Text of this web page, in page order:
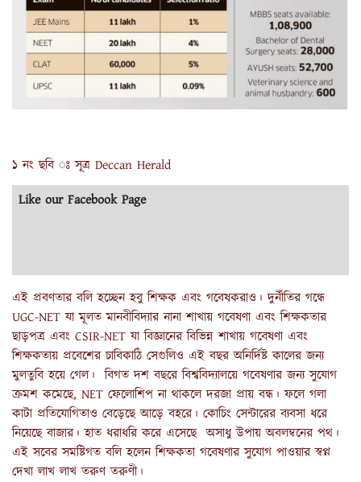
১ নং ছবি ঃ সূত্র Deccan Herald
Like our Facebook Page
এই প্রবণতার বলি হচ্ছেন হবু শিক্ষক এবং গবেষকরাও। দুর্নীতির গন্ধে
UGC-NET যা মূলত মানবীবিদ্যার নানা শাখায় গবেষণা এবং শিক্ষকতার
ছাড়পত্র এবং CSIR-NET যা বিজ্ঞানের বিভিন্ন শাখায় গবেষণা এবং
শিক্ষকতায় প্রবেশের চাবিকাঠি সেগুলিও এই বছর অনির্দিষ্ট কালের জন্য
মুলতুবি হয়ে গেল। বিগত দশ বছরে বিশ্ববিদ্যালয়ে গবেষণার জন্য সুযোগ
ক্রমশ কমেছে, NET ফেলোশিপ না থাকলে দরজা প্রায় বন্ধ। ফলে গলা
কাটা প্রতিযোগিতাও বেড়েছে আড়ে বহরে। কোচিং সেন্টারের ব্যবসা ধরে
নিয়েছে বাজার। হাত ধরাধরি করে এসেছে অসাধু উপায় অবলম্বনের পথ।
এই সবের সমষ্টিগত বলি হলেন শিক্ষকতা গবেষণার সুযোগ পাওয়ার স্বপ্ন
দেখা লাখ লাখ তরুণ তরুণী।